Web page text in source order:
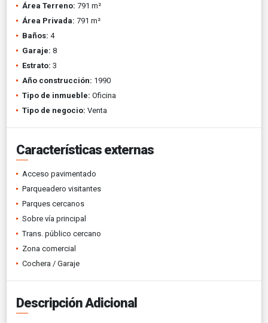
Área Terreno: 791 m²
Área Privada: 791 m²
Baños: 4
Garaje: 8
Estrato: 3
Año construcción: 1990
Tipo de inmueble: Oficina
Tipo de negocio: Venta
Características externas
Acceso pavimentado
Parqueadero visitantes
Parques cercanos
Sobre vía principal
Trans. público cercano
Zona comercial
Cochera / Garaje
Descripción Adicional